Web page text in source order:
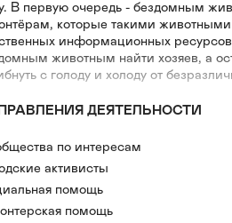
В первую очередь - бездомным
которые такими
информационных
животным найти хозяев, а
с голоду и холоду от
ДЕЯТЕЛЬНОСТИ
по интересам
активисты
помощь
помощь